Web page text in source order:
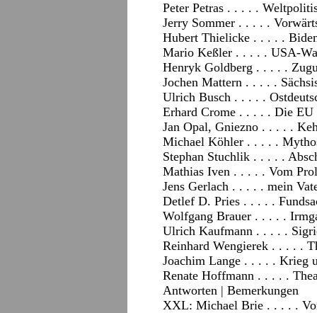
Peter Petras . . . . .
Jerry Sommer . . . . .
Hubert Thielicke . . . . .
Mario Keßler . . . . . USA-
Henryk Goldberg . . . . .
Jochen Mattern . . . . .
Ulrich Busch . . . . .
Erhard Crome . . . . . Die EU
Jan Opal, Gniezno . . . . .
Michael Köhler . . . . .
Stephan Stuchlik . . . . .
Mathias Iven . . . . . Vom
Jens Gerlach . . . . . mein
Detlef D. Pries . . . . .
Wolfgang Brauer . . . . .
Ulrich Kaufmann . . . . .
Reinhard Wengierek . . . . .
Joachim Lange . . . . . Krieg
Renate Hoffmann . . . . .
Antworten | Bemerkungen
XXL: Michael Brie . . . . .